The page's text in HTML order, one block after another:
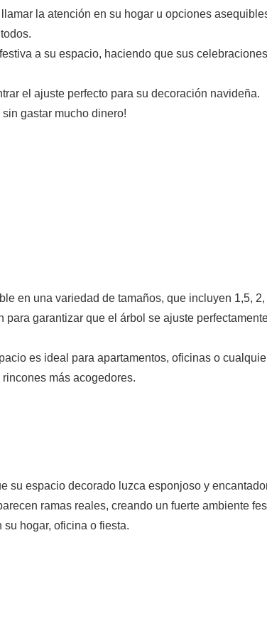
la atención en su hogar u opciones
a su espacio, haciendo que sus
el ajuste perfecto para su decoración navideña.
gastar mucho dinero!
en una variedad de tamaños, que incluyen 1,5, 2,
garantizar que el árbol se ajuste
es ideal para apartamentos, oficinas o
más acogedores.
su espacio decorado luzca esponjoso y
ramas reales, creando un fuerte ambiente
hogar, oficina o fiesta.